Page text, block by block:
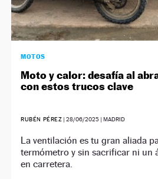
MOTOS
Moto y calor: desafía al
con estos trucos clave
RUBÉN PÉREZ |28/06/2025 | MADRID
La ventilación es tu gran aliada
termómetro y sin sacrificar ni un
en carretera.